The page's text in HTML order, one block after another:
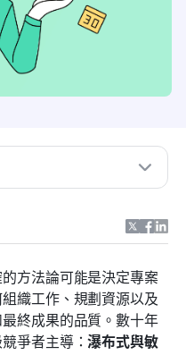
方法論可能是決定專案
織工作、規劃資源以及
終成果的品質。數十年
爭者主導：瀑布式與敏
成為您首選的混合方
與敏捷專案管理